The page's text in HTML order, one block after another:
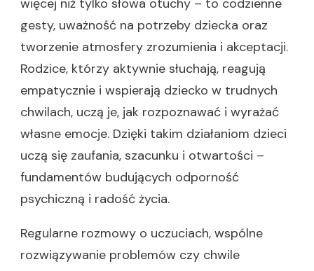
więcej niż tylko słowa otuchy – to codzienne
gesty, uważność na potrzeby dziecka oraz
tworzenie atmosfery zrozumienia i akceptacji.
Rodzice, którzy aktywnie słuchają, reagują
empatycznie i wspierają dziecko w trudnych
chwilach, uczą je, jak rozpoznawać i wyrażać
własne emocje. Dzięki takim działaniom dzieci
uczą się zaufania, szacunku i otwartości –
fundamentów budujących odporność
psychiczną i radość życia.
Regularne rozmowy o uczuciach, wspólne
rozwiązywanie problemów czy chwile